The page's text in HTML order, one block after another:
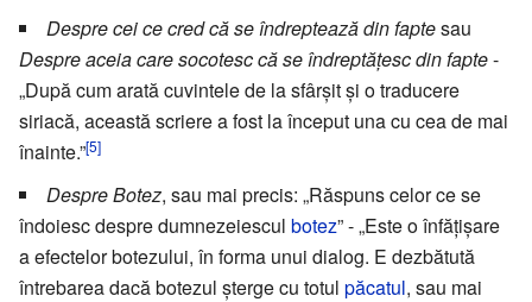
Despre cei ce cred că se îndreptează din faptesau
Despre aceia care socotesc că se îndreptățesc din fapte-
„După cum arată cuvintele de la sfârșit și o traducere
siriacă, această scriere a fost la început una cu cea de mai
înainte.”[5]
Despre Botez, sau mai precis: „Răspuns celor ce se
îndoiesc despre dumnezeiescul botez” - „Este o înfățișare
a efectelor botezului, în forma unui dialog. E dezbătută
întrebarea dacă botezul șterge cu totul păcatul, sau mai